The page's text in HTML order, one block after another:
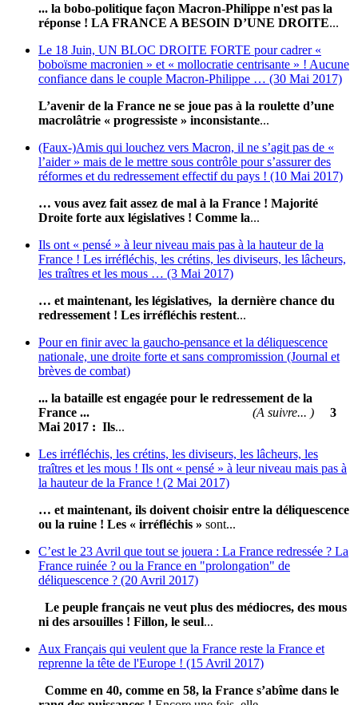
... la bobo-politique façon Macron-Philippe n'est pas la
réponse ! LA FRANCE A BESOIN D’UNE DROITE...
Le 18 Juin, UN BLOC DROITE FORTE pour cadrer «
boboïsme macronien » et « mollocratie centrisante » ! Aucune
confiance dans le couple Macron-Philippe … (30 Mai 2017)
L’avenir de la France ne se joue pas à la roulette d’une
macrolâtrie « progressiste » inconsistante...
(Faux-)Amis qui louchez vers Macron, il ne s’agit pas de «
l’aider » mais de le mettre sous contrôle pour s’assurer des
réformes et du redressement effectif du pays ! (10 Mai 2017)
… vous avez fait assez de mal à la France ! Majorité
Droite forte aux législatives ! Comme la...
Ils ont « pensé » à leur niveau mais pas à la hauteur de la
France ! Les irréfléchis, les crétins, les diviseurs, les lâcheurs,
les traîtres et les mous … (3 Mai 2017)
… et maintenant, les législatives, la dernière chance du
redressement ! Les irréfléchis restent...
Pour en finir avec la gaucho-pensance et la déliquescence
nationale, une droite forte et sans compromission (Journal et
brèves de combat)
... la bataille est engagée pour le redressement de la
France ...
(A suivre... )
3
Mai 2017 : Ils...
Les irréfléchis, les crétins, les diviseurs, les lâcheurs, les
traîtres et les mous ! Ils ont « pensé » à leur niveau mais pas à
la hauteur de la France ! (2 Mai 2017)
… et maintenant, ils doivent choisir entre la déliquescence
ou la ruine ! Les « irréfléchis » sont...
C’est le 23 Avril que tout se jouera : La France redressée ? La
France ruinée ? ou la France en "prolongation" de
déliquescence ? (20 Avril 2017)
Le peuple français ne veut plus des médiocres, des mous
ni des arsouilles ! Fillon, le seul...
Aux Français qui veulent que la France reste la France et
reprenne la tête de l'Europe ! (15 Avril 2017)
Comme en 40, comme en 58, la France s’abîme dans le